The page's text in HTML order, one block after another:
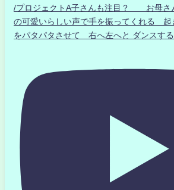
/プロジェクトA子さんも注目？ お母さ
の可愛いらしい声で手を振ってくれる 起
をパタパタさせて 右へ左へと ダンスする